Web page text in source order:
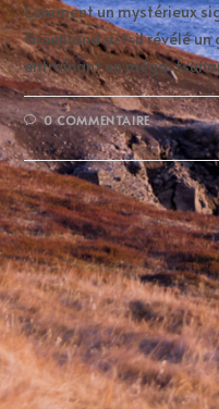
Comment un mystérieux
Groenland a-t-il révélé un
entraînant un méga-
0 COMMENTAIRE